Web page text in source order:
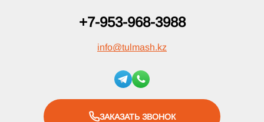
+7-953-968-3988
info@tulmash.kz
ЗАКАЗАТЬ ЗВОНОК